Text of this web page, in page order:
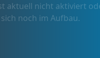
aktuell nicht aktiviert
sich noch im Aufbau.